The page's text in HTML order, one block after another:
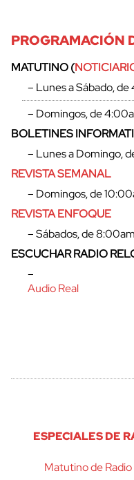
PROGRAMACIÓN
MATUTINO (
– Lunes a Sábado,
– Domingos, de
BOLETINES
– Lunes a Domingo,
REVISTA SEMANAL
– Domingos, de
REVISTA ENFOQUE
– Sábados, de
ESCUCHAR RADIO
–
Audio Real
ESPECIALES DE
Matutino de Radio